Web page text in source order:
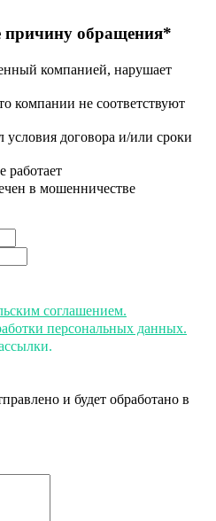
причину обращения*
компанией, нарушает
компании не соответствуют
договора и/или сроки
работает
в мошенничестве
соглашением.
персональных данных.
и будет обработано в